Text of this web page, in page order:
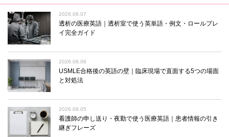
2026.08.07
透析の医療英語｜透析室で使う英単語・例文・ロールプレ
イ完全ガイド
2026.08.06
USMLE合格後の英語の壁｜臨床現場で直面する5つの場面
と対処法
2026.08.05
看護師の申し送り・夜勤で使う医療英語｜患者情報の引き
継ぎフレーズ